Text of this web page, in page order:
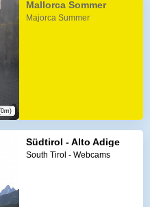
Mallorca Sommer
Majorca Summer
Südtirol - Alto Adige
South Tirol - Webcams